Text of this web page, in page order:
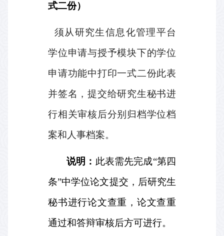
式二份）
须从研究生信息化管理平台
学位申请与授予模块下的学位
申请功能中打印一式二份此表
并签名，提交给研究生秘书进
行相关审核后分别归档学位档
案和人事档案。
说明： 此表需先完成“第四
条”中学位论文提交，后研究生
秘书进行论文查重，论文查重
通过和答辩审核后方可进行。